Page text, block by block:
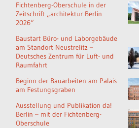
Fichtenberg-Oberschule in der
Zeitschrift „architektur Berlin
2026“
Baustart Büro- und Laborgebäude
am Standort Neustrelitz –
Deutsches Zentrum für Luft- und
Raumfahrt
Beginn der Bauarbeiten am Palais
am Festungsgraben
Ausstellung und Publikation da!
Berlin – mit der Fichtenberg-
Oberschule